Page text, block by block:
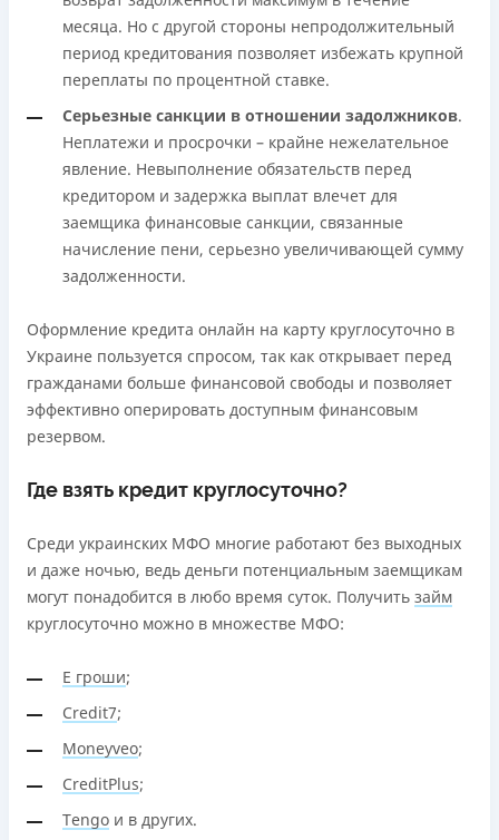
месяца. Но с другой стороны непродолжительный
период кредитования позволяет избежать крупной
переплаты по процентной ставке.
Серьезные санкции в отношении задолжников.
Неплатежи и просрочки – крайне нежелательное
явление. Невыполнение обязательств перед
кредитором и задержка выплат влечет для
заемщика финансовые санкции, связанные
начисление пени, серьезно увеличивающей сумму
задолженности.
Оформление кредита онлайн на карту круглосуточно в
Украине пользуется спросом, так как открывает перед
гражданами больше финансовой свободы и позволяет
эффективно оперировать доступным финансовым
резервом.
Где взять кредит круглосуточно?
Среди украинских МФО многие работают без выходных
и даже ночью, ведь деньги потенциальным заемщикам
могут понадобится в любо время суток. Получить займ
круглосуточно можно в множестве МФО:
Е гроши;
Credit7;
Moneyveo;
CreditPlus;
Tengo и в других.